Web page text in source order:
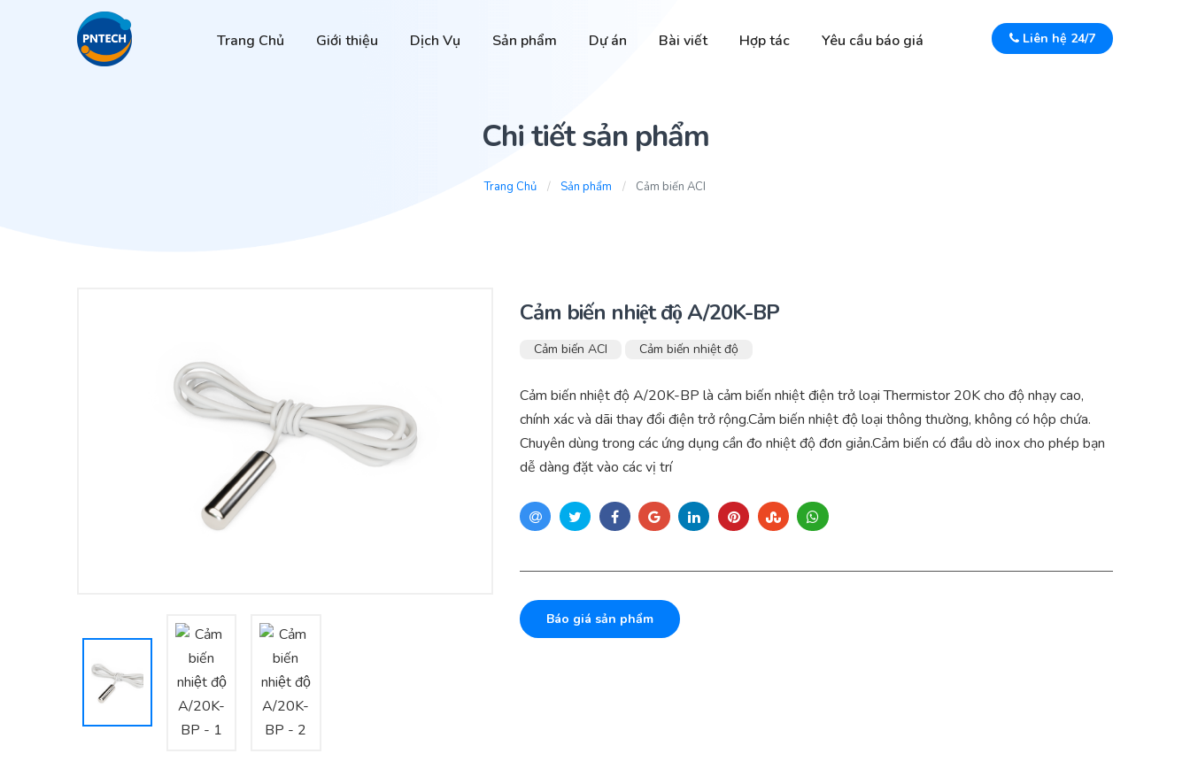
Trang Chủ Giới thiệu Dịch Vụ Sản phẩm Dự án Bài viết Hợp tác Yêu cầu báo giá Liên hệ 24/7
Chi tiết sản phẩm
Trang Chủ Sản phẩm Cảm biến ACI
Cảm biến nhiệt độ A/20K-BP
Cảm biến ACI Cảm biến nhiệt độ
Cảm biến nhiệt độ A/20K-BP là cảm biến nhiệt điện trở loại Thermistor 20K cho độ nhạy cao,
chính xác và dãi thay đổi điện trở rộng.Cảm biến nhiệt độ loại thông thường, không có hộp chứa.
Chuyên dùng trong các ứng dụng cần đo nhiệt độ đơn giản.Cảm biến có đầu dò inox cho phép bạn
dễ dàng đặt vào các vị trí
Báo giá sản phẩm